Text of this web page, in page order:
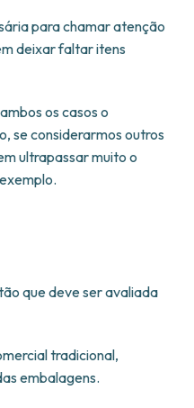
para chamar atenção
deixar faltar itens
os casos o
se considerarmos outros
ultrapassar muito o
que deve ser avaliada
tradicional,
embalagens.